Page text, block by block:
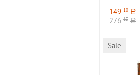
149 10 a
27613 a
Sale